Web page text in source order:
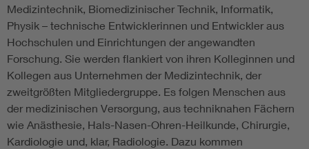
Medizintechnik, Biomedizinischer Technik, Informatik,
Physik – technische Entwicklerinnen und Entwickler aus
Hochschulen und Einrichtungen der angewandten
Forschung. Sie werden flankiert von ihren Kolleginnen und
Kollegen aus Unternehmen der Medizintechnik, der
zweitgrößten Mitgliedergruppe. Es folgen Menschen aus
der medizinischen Versorgung, aus techniknahen Fächern
wie Anästhesie, Hals-Nasen-Ohren-Heilkunde, Chirurgie,
Kardiologie und, klar, Radiologie. Dazu kommen